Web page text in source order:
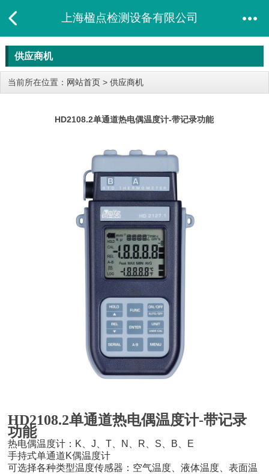
上海楹点检测设备有限公司
供应商机
当前所在位置： 网站首页 > 供应商机
HD2108.2单通道热电偶温度计-带记录功能
HD2108.2单通道热电偶温度计-带记录
功能
热电偶温度计：K、J、T、N、R、S、B、E
手持式单通道K偶温度计
可选择各种类型温度传感器：空气温度、液体温度、表面温